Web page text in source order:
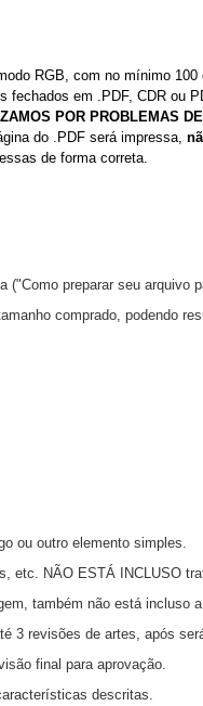
RGB, com no mínimo
fechados em .PDF, CDR ou
POR PROBLEMAS
do .PDF será impressa,
de forma correta.
preparar seu arquivo
comprado, podendo
ou outro elemento simples.
etc. NÃO ESTÁ INCLUSO
também não está incluso
3 revisões de artes, após
final para aprovação.
descritas.